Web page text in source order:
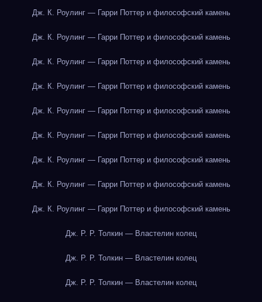
Дж. К. Роулинг — Гарри Поттер и философский камень
Дж. К. Роулинг — Гарри Поттер и философский камень
Дж. К. Роулинг — Гарри Поттер и философский камень
Дж. К. Роулинг — Гарри Поттер и философский камень
Дж. К. Роулинг — Гарри Поттер и философский камень
Дж. К. Роулинг — Гарри Поттер и философский камень
Дж. К. Роулинг — Гарри Поттер и философский камень
Дж. К. Роулинг — Гарри Поттер и философский камень
Дж. К. Роулинг — Гарри Поттер и философский камень
Дж. Р. Р. Толкин — Властелин колец
Дж. Р. Р. Толкин — Властелин колец
Дж. Р. Р. Толкин — Властелин колец